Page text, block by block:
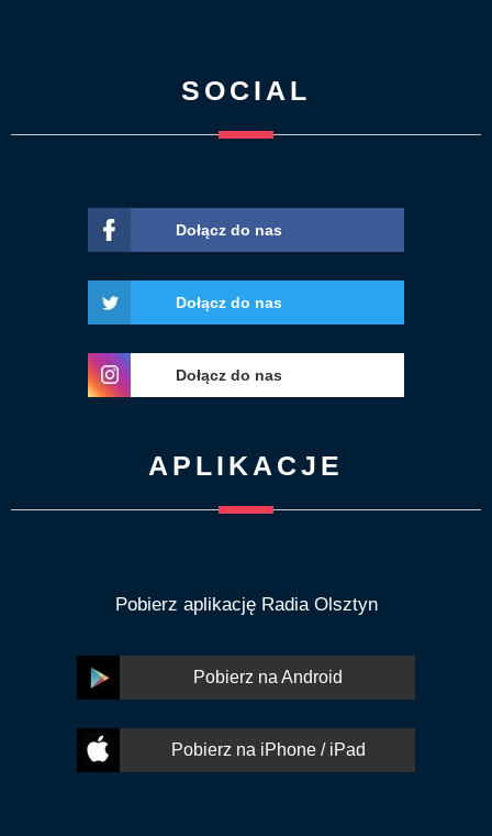
SOCIAL
Dołącz do nas
Dołącz do nas
Dołącz do nas
APLIKACJE
Pobierz aplikację Radia Olsztyn
Pobierz na Android
Pobierz na iPhone / iPad